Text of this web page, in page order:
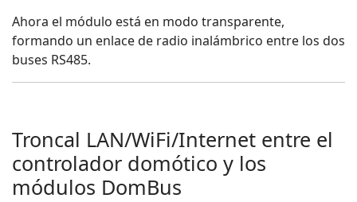
Ahora el módulo está en modo transparente,
formando un enlace de radio inalámbrico entre los dos
buses RS485.
Troncal LAN/WiFi/Internet entre el
controlador domótico y los
módulos DomBus